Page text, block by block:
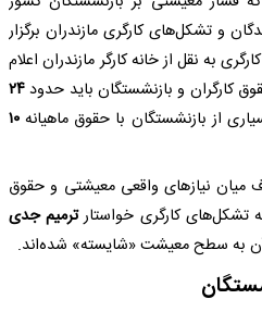
و تشکل‌های کارگری مازندران برگزار
به نقل از خانه کارگر مازندران اعلام
کارگران و بازنشستگان باید حدود۲۴
از بازنشستگان با حقوق ماهیانه ۱۰
نیازهای واقعی معیشتی و حقوق
تشکل‌های کارگری خواستارترمیم جدی
به سطح معیشت «شایسته» شده‌اند.